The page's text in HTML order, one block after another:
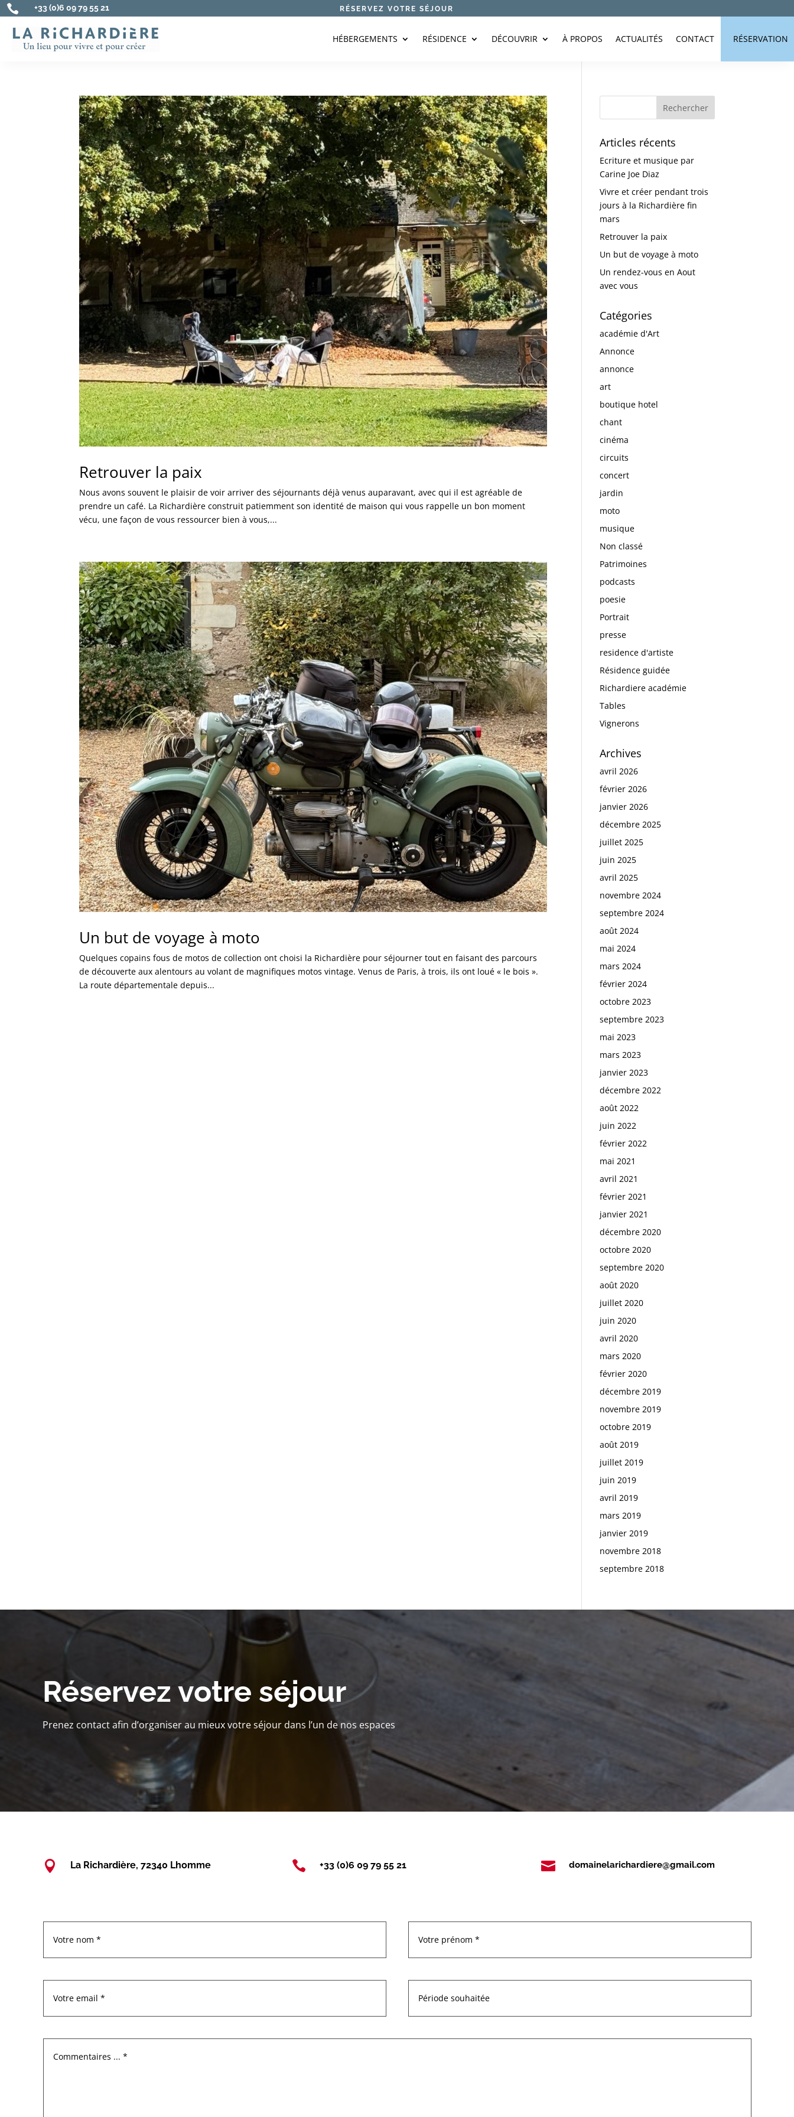
 +33 (0)6 09 79 55 21 RÉSERVEZ VOTRE SÉJOUR
HÉBERGEMENTS RÉSIDENCE DÉCOUVRIR À PROPOS ACTUALITÉS CONTACT RÉSERVATION
Retrouver la paix
Nous avons souvent le plaisir de voir arriver des séjournants déjà venus auparavant, avec qui il est agréable de
prendre un café. La Richardière construit patiemment son identité de maison qui vous rappelle un bon moment
vécu, une façon de vous ressourcer bien à vous,...
Un but de voyage à moto
Quelques copains fous de motos de collection ont choisi la Richardière pour séjourner tout en faisant des parcours
de découverte aux alentours au volant de magnifiques motos vintage. Venus de Paris, à trois, ils ont loué « le bois ».
La route départementale depuis...
Articles récents
Ecriture et musique par
Carine Joe Diaz
Vivre et créer pendant trois
jours à la Richardière fin
mars
Retrouver la paix
Un but de voyage à moto
Un rendez-vous en Aout
avec vous
Catégories
académie d'Art
Annonce
annonce
art
boutique hotel
chant
cinéma
circuits
concert
jardin
moto
musique
Non classé
Patrimoines
podcasts
poesie
Portrait
presse
residence d'artiste
Résidence guidée
Richardiere académie
Tables
Vignerons
Archives
avril 2026
février 2026
janvier 2026
décembre 2025
juillet 2025
juin 2025
avril 2025
novembre 2024
septembre 2024
août 2024
mai 2024
mars 2024
février 2024
octobre 2023
septembre 2023
mai 2023
mars 2023
janvier 2023
décembre 2022
août 2022
juin 2022
février 2022
mai 2021
avril 2021
février 2021
janvier 2021
décembre 2020
octobre 2020
septembre 2020
août 2020
juillet 2020
juin 2020
avril 2020
mars 2020
février 2020
décembre 2019
novembre 2019
octobre 2019
août 2019
juillet 2019
juin 2019
avril 2019
mars 2019
janvier 2019
novembre 2018
septembre 2018
Réservez votre séjour
Prenez contact afin d’organiser au mieux votre séjour dans l’un de nos espaces
 La Richardière, 72340 Lhomme  +33 (0)6 09 79 55 21  domainelarichardiere@gmail.com